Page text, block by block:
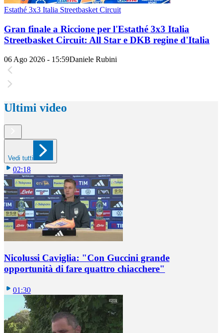
Estathé 3x3 Italia Streetbasket Circuit
Gran finale a Riccione per l'Estathé 3x3 Italia
Streetbasket Circuit: All Star e DKB regine d'Italia
06 Ago 2026 - 15:59Daniele Rubini
Ultimi video
Vedi tutti
02:18
Nicolussi Caviglia: "Con Guccini grande
opportunità di fare quattro chiacchere"
01:30